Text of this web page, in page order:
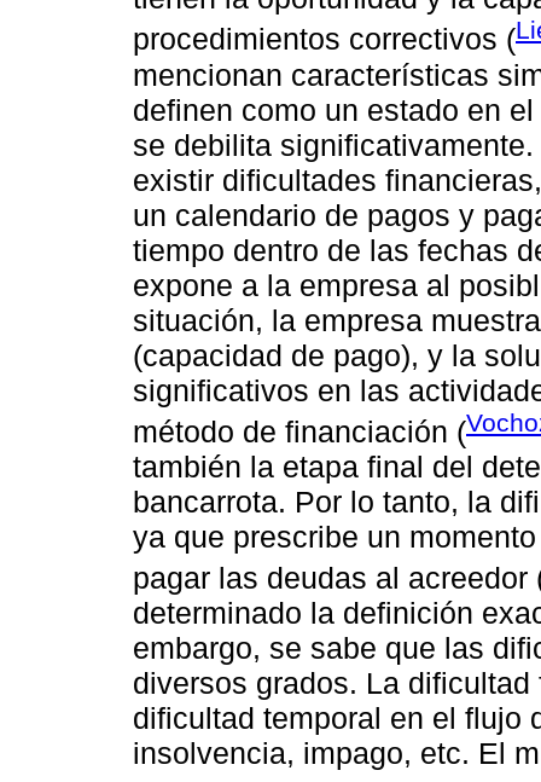
procedimientos correctivos (
mencionan características
definen como un estado en
se debilita
existir dificultades
un calendario de pagos y
tiempo dentro de las fechas
expone a la empresa al
situación, la empresa
(capacidad de pago), y la
significativos en las
método de financiación (
también la etapa final del
bancarrota. Por lo tanto, la
ya que prescribe un
pagar las deudas al acreedor
determinado la definición
embargo, se sabe que las
diversos grados. La
dificultad temporal en el flujo
insolvencia, impago, etc. El